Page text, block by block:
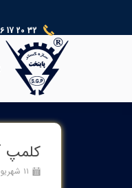
17 20 32
®​​​​​​​
کلمپ
۱۱ شهریور ۱۴۰۲